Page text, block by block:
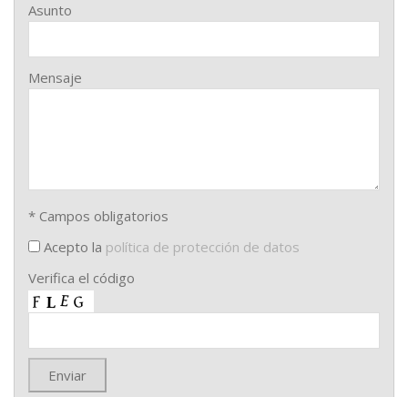
Asunto
Mensaje
* Campos obligatorios
Acepto la política de protección de datos
Verifica el código